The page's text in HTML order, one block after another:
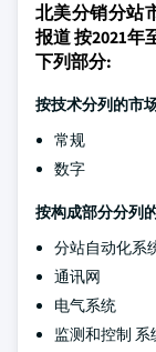
北美分销分站
报道 按2021年
下列部分:
按技术分列的市
常规
数字
按构成部分分列
分站自动化系
通讯网
电气系统
监测和控制 系